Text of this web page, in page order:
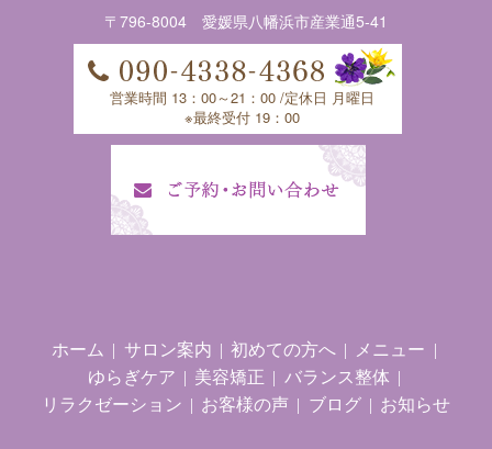
〒796-8004 愛媛県八幡浜市産業通5-41
営業時間 13：00～21：00 /定休日 月曜日
※最終受付 19：00
ホーム サロン案内 初めての方へ
メニュー
ゆらぎケア
美容矯正
バランス整体
リラクゼーション
お客様の声 ブログ お知らせ